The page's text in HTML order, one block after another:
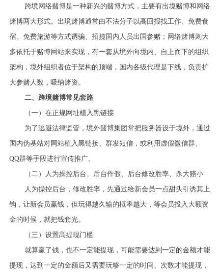
跨境网络赌博是一种新兴的赌博方式，主要有出境赌博和网络
赌博两大形式。出境赌博通常由不法分子以高回报找工作、免费食
宿、免费旅游等方式诱骗、招揽国内人员出国参赌；网络赌博则大
多依托于赌博网站来实现，有一套从境外向境内、自上而下的组织
架构，境外组织者位于架构的顶端，国内各级代理是下线，负责扩
大参赌人数，吸纳赌资。
二、跨境赌博常见套路
（一）在正规网址植入黑链接
为了逃避法律监管，境外赌博集团常把服务器设于境外，通过
国内伪基站对网站植入黑链接、群发短信，或利用虚假微信群、
QQ群等手段进行宣传推广。
（二）人为操控后台、后台作假、后台修改胜率、杀大赔小
人为操控后台，修改胜率，先通过给新会员一点甜头引诱其上
钩，让新会员赢钱，但玩得越久输的概率越大，等会员投入大额资
金的时候，就把钱套光。
（三）设置高提现门槛
就算赢了钱，也不一定能提现，可能需要达到一定的金额才能
提现，达到一定的金额后又需要玩够一定的时间、次数才能提现，